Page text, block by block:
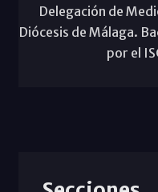
Delegación de
Diócesis de Málaga.
por el